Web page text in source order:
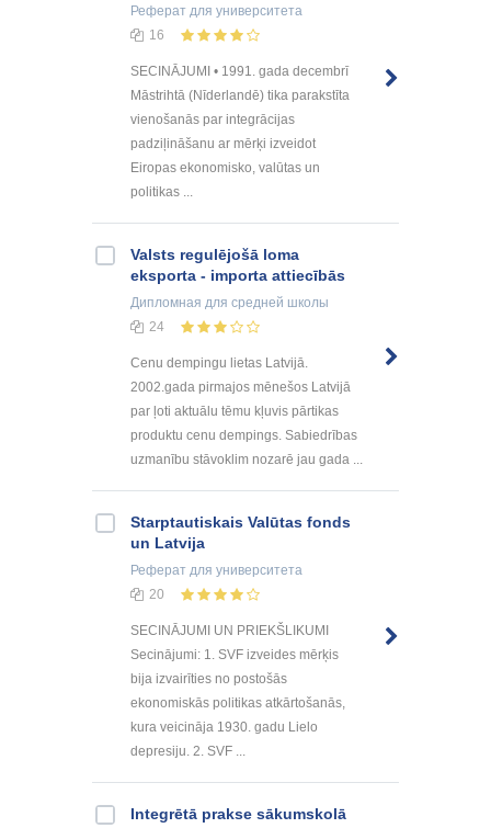
Реферат для университета
16
SECINĀJUMI • 1991. gada decembrī
Māstrihtā (Nīderlandē) tika parakstīta
vienošanās par integrācijas
padziļināšanu ar mērķi izveidot
Eiropas ekonomisko, valūtas un
politikas ...
Valsts regulējošā loma
eksporta - importa attiecībās
Дипломная для средней школы
24
Cenu dempingu lietas Latvijā.
2002.gada pirmajos mēnešos Latvijā
par ļoti aktuālu tēmu kļuvis pārtikas
produktu cenu dempings. Sabiedrības
uzmanību stāvoklim nozarē jau gada ...
Starptautiskais Valūtas fonds
un Latvija
Реферат для университета
20
SECINĀJUMI UN PRIEKŠLIKUMI
Secinājumi: 1. SVF izveides mērķis
bija izvairīties no postošās
ekonomiskās politikas atkārtošanās,
kura veicināja 1930. gadu Lielo
depresiju. 2. SVF ...
Integrētā prakse sākumskolā